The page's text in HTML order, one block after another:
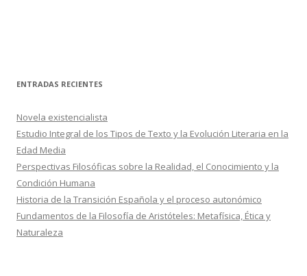
ENTRADAS RECIENTES
Novela existencialista
Estudio Integral de los Tipos de Texto y la Evolución Literaria en la
Edad Media
Perspectivas Filosóficas sobre la Realidad, el Conocimiento y la
Condición Humana
Historia de la Transición Española y el proceso autonómico
Fundamentos de la Filosofía de Aristóteles: Metafísica, Ética y
Naturaleza